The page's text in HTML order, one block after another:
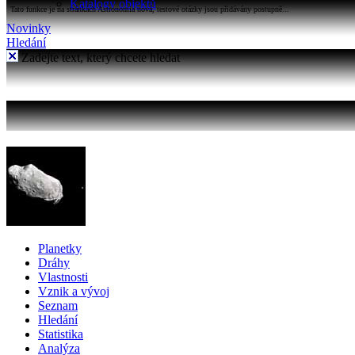
Katalogy objektů
Tato funkce je na stránkách Astronomia nová, testové otázky jsou přidávány postupně...
Novinky
Hledání
Zadejte text, který chcete hledat
Planetky
Dráhy
Vlastnosti
Vznik a vývoj
Seznam
Hledání
Statistika
Analýza